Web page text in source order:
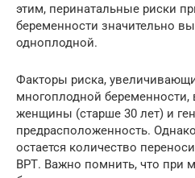
этим, перинатальные риски
беременности значительно
одноплодной.
Факторы риска,
многоплодной беременности,
женщины (старше 30 лет) и
предрасположенность.
остается количество
ВРТ. Важно помнить, что при